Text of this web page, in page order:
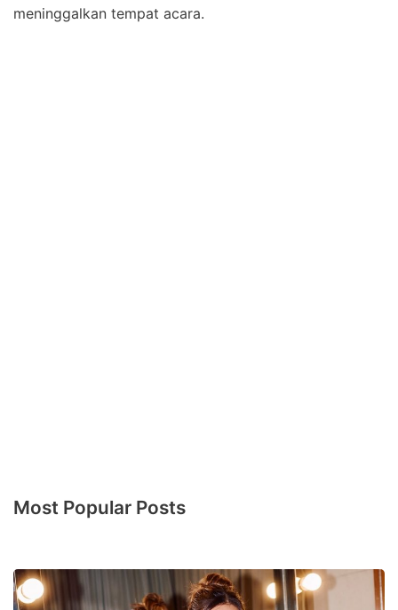
meninggalkan tempat acara.
Most Popular Posts